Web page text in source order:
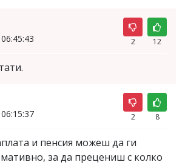
2 12
2 8
и пенсия можеш да ги
за да прецениш с колко